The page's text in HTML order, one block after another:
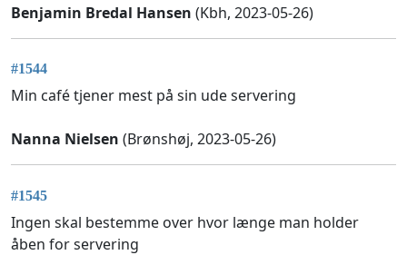
Benjamin Bredal Hansen (Kbh, 2023-05-26)
#1544
Min café tjener mest på sin ude servering
Nanna Nielsen (Brønshøj, 2023-05-26)
#1545
Ingen skal bestemme over hvor længe man holder
åben for servering